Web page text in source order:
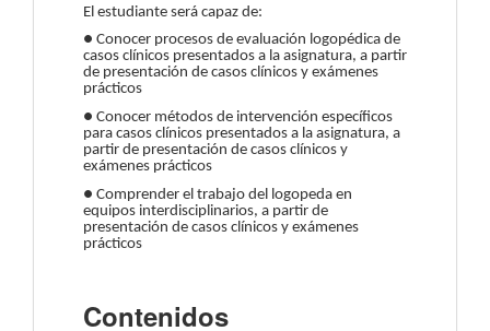
El estudiante será capaz de:
● Conocer procesos de evaluación logopédica de
casos clínicos presentados a la asignatura, a partir
de presentación de casos clínicos y exámenes
prácticos
● Conocer métodos de intervención específicos
para casos clínicos presentados a la asignatura, a
partir de presentación de casos clínicos y
exámenes prácticos
● Comprender el trabajo del logopeda en
equipos interdisciplinarios, a partir de
presentación de casos clínicos y exámenes
prácticos
Contenidos